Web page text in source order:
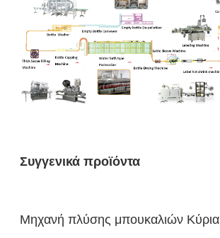
Συγγενικά προϊόντα
Μηχανή πλύσης μπουκαλιών Κύρια